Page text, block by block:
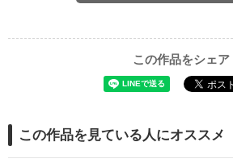
この作品をシェア
この作品を見ている人にオススメ